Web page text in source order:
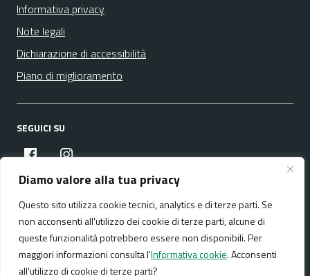
Diamo valore alla tua privacy
Questo sito utilizza cookie tecnici, analytics e di terze parti. Se
non acconsenti all'utilizzo dei cookie di terze parti, alcune di
queste funzionalità potrebbero essere non disponibili. Per
maggiori informazioni consulta l'Informativa cookie. Acconsenti
all'utilizzo di cookie di terze parti?
Informativa privacy
Note legali
Dichiarazione di accessibilità
Piano di miglioramento
SEGUICI SU
facebookinstagram
Media policy Mappa del sito